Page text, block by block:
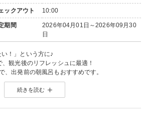
ックアウト 10:00
期間
2026年04月01日～2026年09月30
日
い！」という方に♪
観光後のリフレッシュに最適！
、出発前の朝風呂もおすすめです。
温泉の上質な湯を
船は、まるで湖面に浮かんでいるような湯心地。
めく星空に心も身体も解きほぐされます。
続きを読む